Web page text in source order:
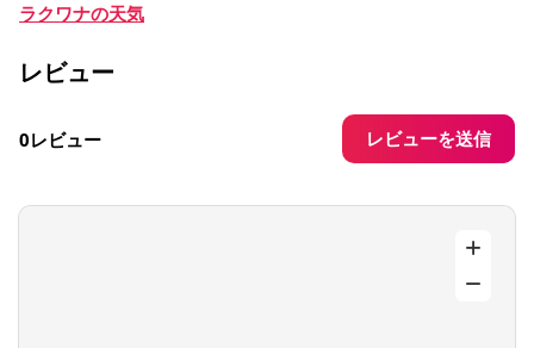
ラクワナの天気
レビュー
0レビュー レビューを送信